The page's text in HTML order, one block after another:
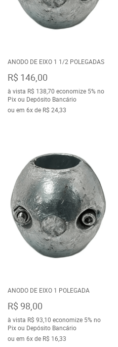
ANODO DE EIXO 1 1/2 POLEGADAS
R$ 146,00
à vista R$ 138,70 economize 5%no
Pix ou Depósito Bancário
ou em 6xde R$ 24,33
ANODO DE EIXO 1 POLEGADA
R$ 98,00
à vista R$ 93,10 economize 5%no
Pix ou Depósito Bancário
ou em 6xde R$ 16,33